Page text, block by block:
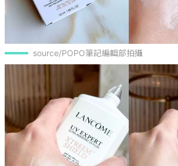
source/POPO筆記編輯部拍攝